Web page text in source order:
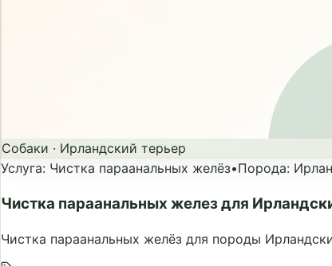
Собаки · Ирландский терьер
Услуга: Чистка параанальных желёз•Порода:
Чистка параанальных желез для
Чистка параанальных желёз для породы